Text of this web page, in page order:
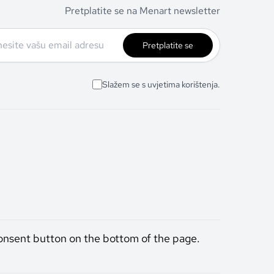
Pretplatite se na Menart newsletter
Pretplatite se
Slažem se s uvjetima korištenja.
button on the bottom of the page.